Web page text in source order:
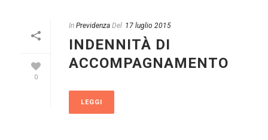
0
In Previdenza Del 17 luglio 2015
INDENNITÀ DI
ACCOMPAGNAMENTO
LEGGI